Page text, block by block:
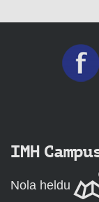
IMH
Nola heldu